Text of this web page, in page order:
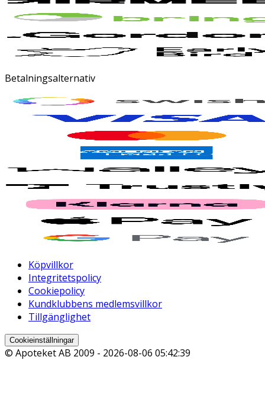
Betalningsalternativ
Köpvillkor
Integritetspolicy
Cookiepolicy
Kundklubbens medlemsvillkor
Tillgänglighet
Cookieinställningar
© Apoteket AB 2009 - 2026-08-06 05:42:39